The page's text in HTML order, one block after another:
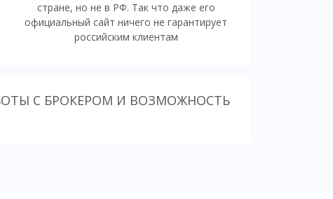
стране, но не в РФ. Так что даже его
официальный сайт ничего не гарантирует
российским клиентам
С БРОКЕРОМ И ВОЗМОЖНОСТЬ